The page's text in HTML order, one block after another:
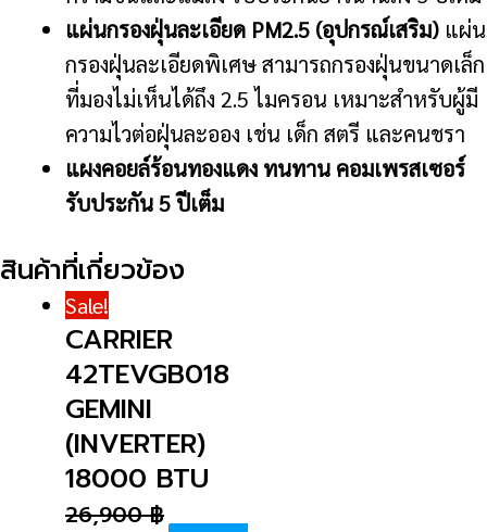
แผ่นกรองฝุ่นละเอียด PM2.5 (อุปกรณ์เสริม) แผ่น
กรองฝุ่นละเอียดพิเศษ สามารถกรองฝุ่นขนาดเล็ก
ที่มองไม่เห็นได้ถึง 2.5 ไมครอน เหมาะสำหรับผู้มี
ความไวต่อฝุ่นละออง เช่น เด็ก สตรี และคนชรา
แผงคอยล์ร้อนทองแดง ทนทาน คอมเพรสเซอร์
รับประกัน 5 ปีเต็ม
สินค้าที่เกี่ยวข้อง
Sale!
CARRIER
42TEVGB018
GEMINI
(INVERTER)
18000 BTU
26,900฿